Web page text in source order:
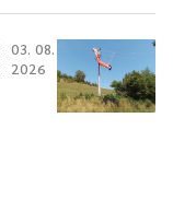
03. 08.
2026